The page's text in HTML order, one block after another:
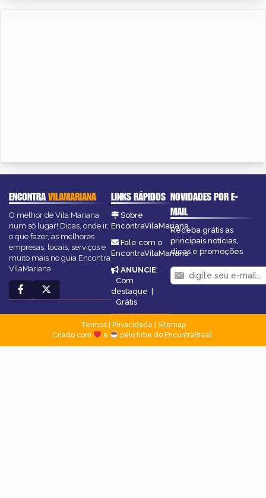
ENCONTRAVILAMARIANA
O melhor de Vila Mariana
num só lugar! Dicas, onde ir,
o que fazer, as melhores
empresas, locais, serviços e
muito mais no guia Encontra
VilaMariana.
LINKS RÁPIDOS
Sobre
EncontraVilaMariana
Fale com o
EncontraVilaMariana
ANUNCIE:
Com
destaque |
Grátis
NOVIDADES POR E-
MAIL
Receba grátis as
principais notícias,
dicas e promoções
Termos| Privacidade
Sitemap
Criado com
e pelo time do EncontraBrasil